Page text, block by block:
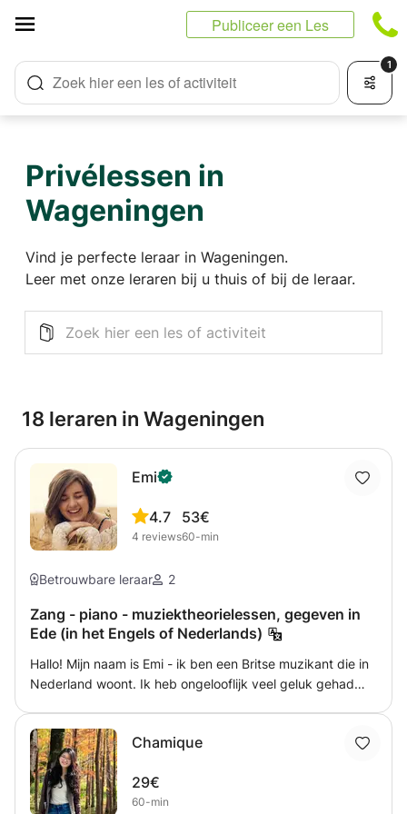
Publiceer een Les
Zoek hier een les of activiteit
1
Privélessen in
Wageningen
Vind je perfecte leraar in Wageningen.
Leer met onze leraren bij u thuis of bij de leraar.
18 leraren in Wageningen
Emi
4.7
4 reviews
53€
60-min
Betrouwbare leraar 2
Zang - piano - muziektheorielessen, gegeven in
Ede (in het Engels of Nederlands)
Hallo! Mijn naam is Emi - ik ben een Britse muzikant die in
Nederland woont. Ik heb ongelooflijk veel geluk gehad
BBC/Ronnie Scott's TV Nights/O2 VIP Lounge/support
voor acts als JP Cooper, en het oprichten van de Limelight
Sessions (internationale maandelijkse muziekavonden ,
met acts als Nick Wilson/Joe Buck/Hannah Grace, en nog
Chamique
29€
60-min